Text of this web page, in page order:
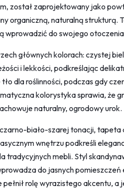
został zaprojektowany jako
organiczną, naturalną strukturą.
wprowadzić do swojego
głównych kolorach: czystej
i lekkości, podkreślając
dla roślinności, podczas gdy
kolorystyka sprawia, że
naturalny, ogrodowy urok.
biało-szarej tonacji, tapeta
wnętrzu podkreśli
tradycyjnych mebli. Styl
do jasnych
rolę wyrazistego akcentu,